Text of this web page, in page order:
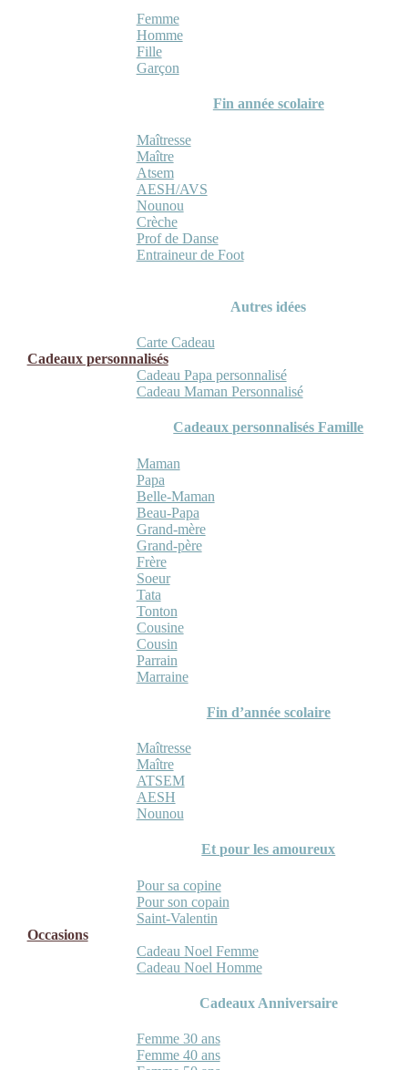
Femme
Homme
Fille
Garçon
Fin année scolaire
Maîtresse
Maître
Atsem
AESH/AVS
Nounou
Crèche
Prof de Danse
Entraineur de Foot
Autres idées
Carte Cadeau
Cadeaux personnalisés
Cadeau Papa personnalisé
Cadeau Maman Personnalisé
Cadeaux personnalisés Famille
Maman
Papa
Belle-Maman
Beau-Papa
Grand-mère
Grand-père
Frère
Soeur
Tata
Tonton
Cousine
Cousin
Parrain
Marraine
Fin d’année scolaire
Maîtresse
Maître
ATSEM
AESH
Nounou
Et pour les amoureux
Pour sa copine
Pour son copain
Saint-Valentin
Occasions
Cadeau Noel Femme
Cadeau Noel Homme
Cadeaux Anniversaire
Femme 30 ans
Femme 40 ans